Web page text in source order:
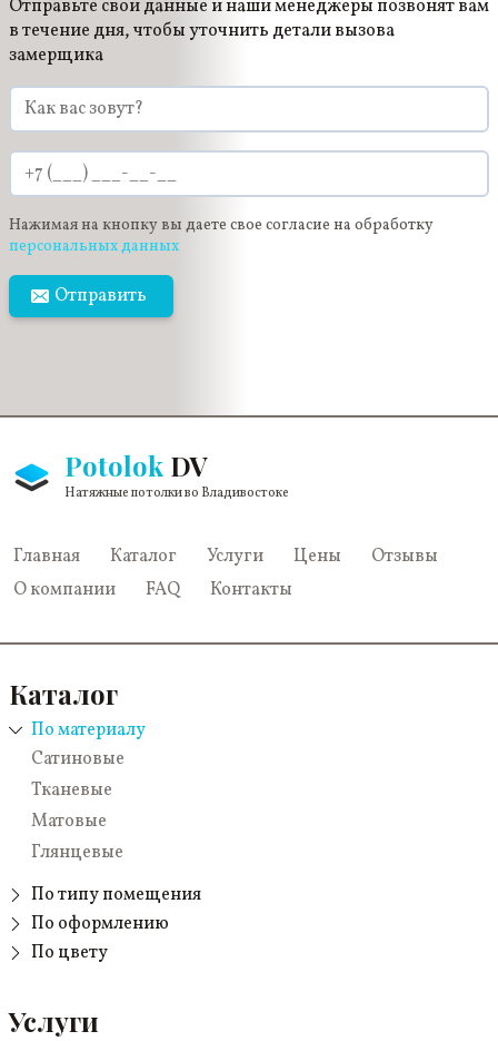
Отправьте свои данные и наши менеджеры позвонят вам
в течение дня, чтобы уточнить детали вызова
замерщика
Нажимая на кнопку вы даете свое согласие на обработку
персональных данных
Отправить
Potolok DV
Натяжные потолки во Владивостоке
Главная Каталог Услуги Цены
Отзывы
О компании
FAQ Контакты
Каталог
По материалу
Сатиновые
Тканевые
Матовые
Глянцевые
По типу помещения
В прихожую
В ванную
В гостиную
По оформлению
Звездное небо
Бесшовные
По цвету
Зеленые
Услуги